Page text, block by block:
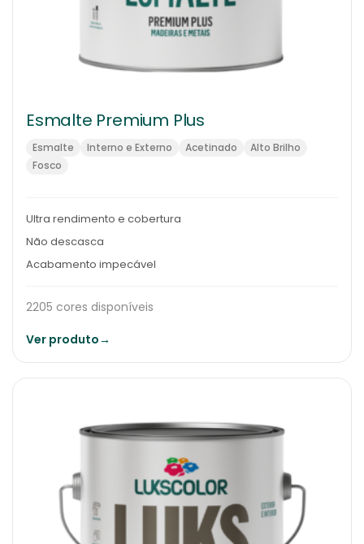
Esmalte Premium Plus
Esmalte Interno e Externo Acetinado
Alto Brilho
Fosco
Ultra rendimento e cobertura
Não descasca
Acabamento impecável
2205 cores disponíveis
Ver produto→